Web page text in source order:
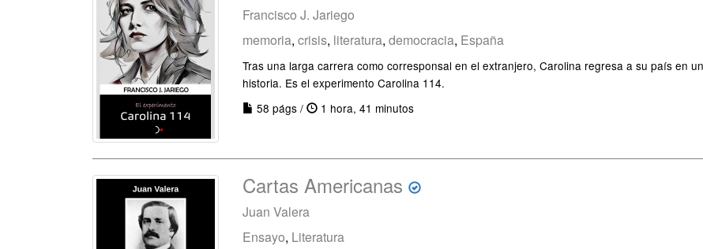
Francisco J. Jariego
memoria, crisis, literatura, democracia, España
Tras una larga carrera como corresponsal en el extranjero, Carolina regresa a su país en
historia. Es el experimento Carolina 114.
58 págs /
1 hora, 41 minutos
Cartas Americanas
Juan Valera
Ensayo, Literatura